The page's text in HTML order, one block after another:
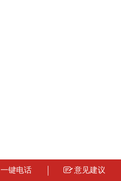
一键电话 意见建议